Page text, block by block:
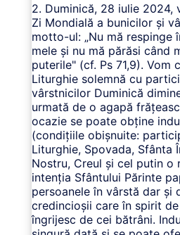
2. Duminică, 28 iulie 2024,
Zi Mondială a bunicilor și
motto-ul: „Nu mă respinge
mele și nu mă părăsi când
puterile" (cf. Ps 71,9). Vom
Liturghie solemnă cu
vârstnicilor Duminică
urmată de o agapă
ocazie se poate obține
(condițiile obișnuite:
Liturghie, Spovada, Sfânta
Nostru, Creul și cel putin o
intenția Sfântului Părinte
persoanele în vârstă dar și
credincioșii care în spirit
îngrijesc de cei bătrâni.